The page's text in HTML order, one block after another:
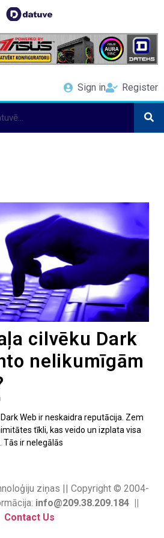
Sign in Register
cilvēku Dark
nelikumīgām
Web ir neskaidra reputācija. Zem
tīkli, kas veido un izplata visa
Tās ir nelegālās
ziņas || Copyright © 2004-
info@209.38.209.184 ||
Contact Us